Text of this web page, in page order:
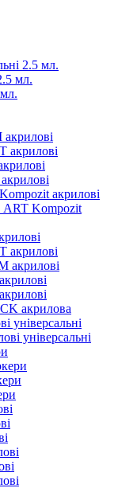
2.5 мл.
мл.
акрилові
акрилові
ART Kompozit
акрилові
акрилові
акрилова
універсальні
універсальні